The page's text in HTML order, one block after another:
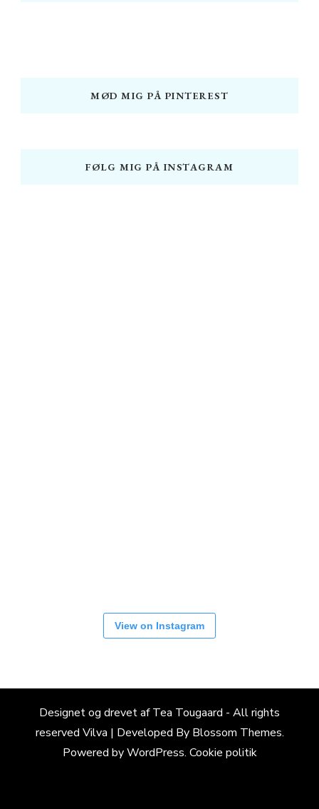
MØD MIG PÅ PINTEREST
FØLG MIG PÅ INSTAGRAM
View on Instagram
Designet og drevet af Tea Tougaard - All rights
reserved Vilva | Developed By Blossom Themes.
Powered byWordPress. Cookie politik